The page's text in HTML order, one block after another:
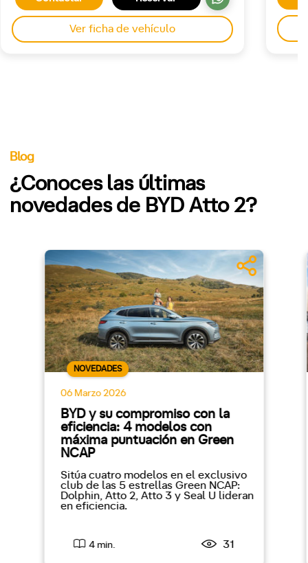
Ver ficha de vehículo
Blog
¿Conoces las últimas
novedades de BYD Atto 2?
NOVEDADES
06 Marzo 2026
BYD y su compromiso con la
eficiencia: 4 modelos con
máxima puntuación en Green
NCAP
Sitúa cuatro modelos en el exclusivo
club de las 5 estrellas Green NCAP:
Dolphin, Atto 2, Atto 3 y Seal U lideran
en eficiencia.
4 min. 31